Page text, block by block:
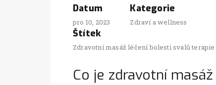
Datum
pro 10, 2023
Kategorie
Zdraví a wellness
Štítek
Zdravotní masáž léčení bolesti svalůterapie
Co je zdravotní